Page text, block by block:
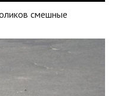
смешные